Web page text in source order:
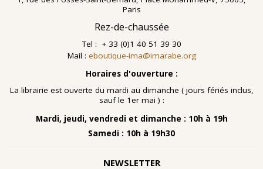
Paris
Rez-de-chaussée
Tel : + 33 (0)1 40 51 39 30
Mail :eboutique-ima@imarabe.org
Horaires d'ouverture :
La librairie est ouverte du mardi au dimanche ( jours fériés inclus,
sauf le 1er mai ) :
Mardi, jeudi, vendredi et dimanche : 10h à 19h
Samedi : 10h à 19h30
NEWSLETTER